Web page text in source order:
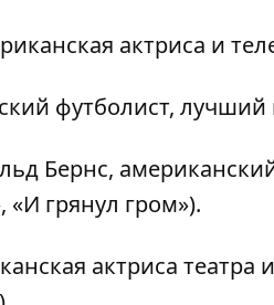
актриса и
футболист, лучший
Бернс,
«И грянул гром»).
актриса